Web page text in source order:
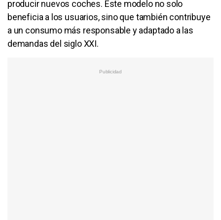
producir nuevos coches. Este modelo no solo
beneficia a los usuarios, sino que también contribuye
a un consumo más responsable y adaptado a las
demandas del siglo XXI.